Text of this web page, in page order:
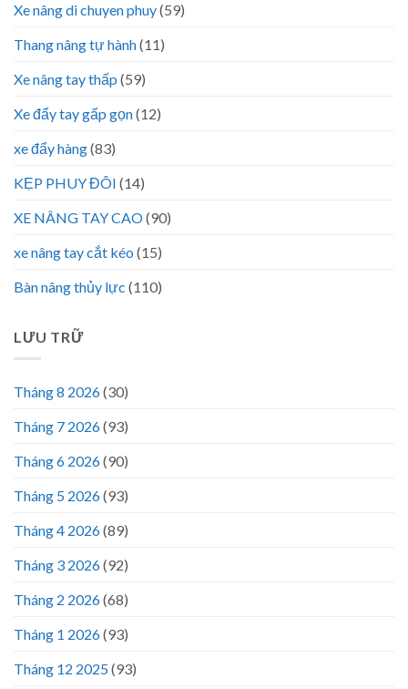
Xe nâng di chuyen phuy(59)
Thang nâng tự hành(11)
Xe nâng tay thấp (59)
Xe đẩy tay gấp gọn(12)
xe đẩy hàng(83)
KẸP PHUY ĐÔI (14)
XE NÂNG TAY CAO(90)
xe nâng tay cắt kéo (15)
Bàn nâng thủy lực (110)
LƯU TRỮ
Tháng 8 2026(30)
Tháng 7 2026(93)
Tháng 6 2026(90)
Tháng 5 2026(93)
Tháng 4 2026(89)
Tháng 3 2026(92)
Tháng 2 2026(68)
Tháng 1 2026(93)
Tháng 12 2025(93)